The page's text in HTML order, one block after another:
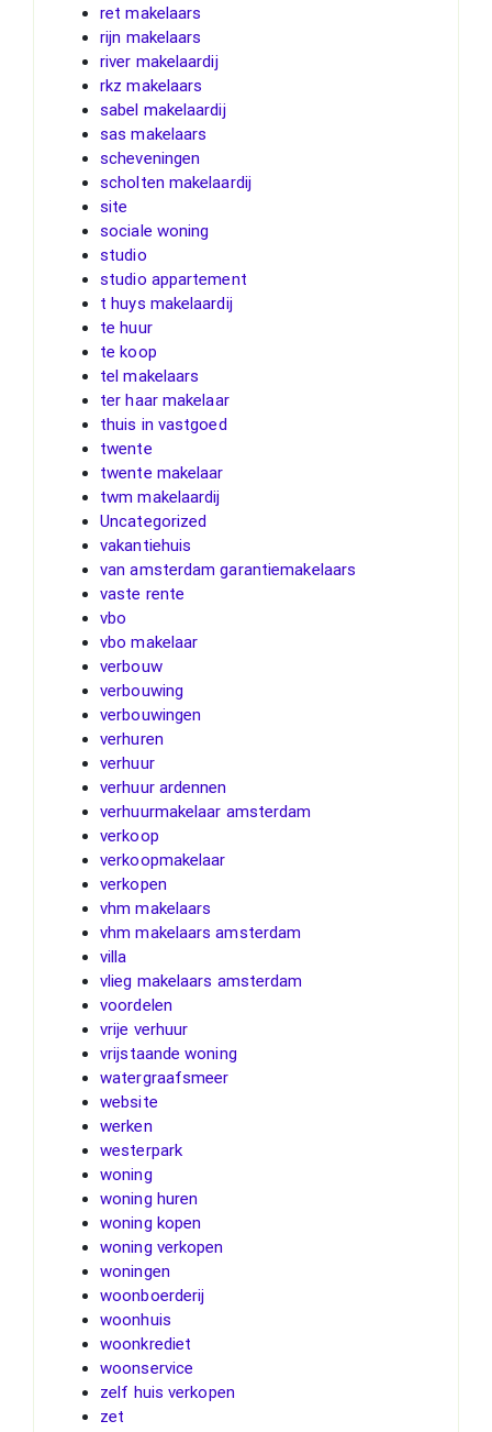
ret makelaars
rijn makelaars
river makelaardij
rkz makelaars
sabel makelaardij
sas makelaars
scheveningen
scholten makelaardij
site
sociale woning
studio
studio appartement
t huys makelaardij
te huur
te koop
tel makelaars
ter haar makelaar
thuis in vastgoed
twente
twente makelaar
twm makelaardij
Uncategorized
vakantiehuis
van amsterdam garantiemakelaars
vaste rente
vbo
vbo makelaar
verbouw
verbouwing
verbouwingen
verhuren
verhuur
verhuur ardennen
verhuurmakelaar amsterdam
verkoop
verkoopmakelaar
verkopen
vhm makelaars
vhm makelaars amsterdam
villa
vlieg makelaars amsterdam
voordelen
vrije verhuur
vrijstaande woning
watergraafsmeer
website
werken
westerpark
woning
woning huren
woning kopen
woning verkopen
woningen
woonboerderij
woonhuis
woonkrediet
woonservice
zelf huis verkopen
zet